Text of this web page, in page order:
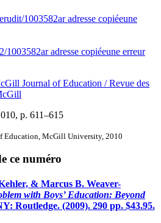
1003582aradresse copiéeune
1003582aradresse copiéeune erreur
Journal of Education / Revue des
, p. 611–615
Education, McGill University, 2010
ce numéro
& Marcus B. Weaver-
with Boys’ Education: Beyond
Routledge. (2009). 290 pp. $43.95.